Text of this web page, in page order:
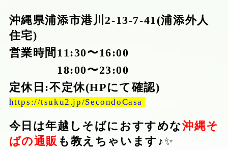
沖縄県浦添市港川 2-13-7-41(浦添外人
住宅)
営業時間 11:30〜16:00
18:00〜23:00
定休日 :不定休(HPにて確認)
https://tsuku2.jp/SecondoCasa
今日は年越しそばにおすすめな沖縄そ
ばの通販 も教えちゃいます♪✨